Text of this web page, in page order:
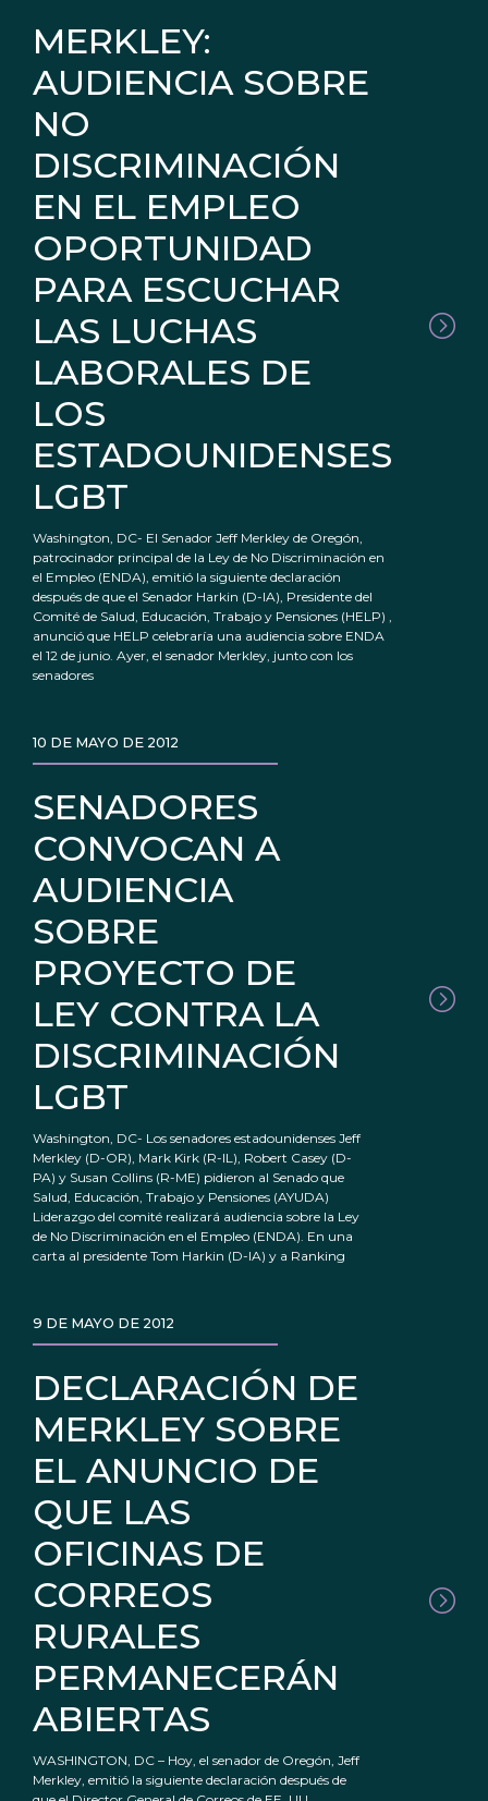
MERKLEY:
AUDIENCIA SOBRE
NO
DISCRIMINACIÓN
EN EL EMPLEO
OPORTUNIDAD
PARA ESCUCHAR
LAS LUCHAS
LABORALES DE
LOS
ESTADOUNIDENSES
LGBT
Washington, DC- El Senador Jeff Merkley de Oregón,
patrocinador principal de la Ley de No Discriminación en
el Empleo (ENDA), emitió la siguiente declaración
después de que el Senador Harkin (D-IA), Presidente del
Comité de Salud, Educación, Trabajo y Pensiones (HELP) ,
anunció que HELP celebraría una audiencia sobre ENDA
el 12 de junio. Ayer, el senador Merkley, junto con los
senadores
SENADORES
CONVOCAN A
AUDIENCIA
SOBRE
PROYECTO DE
LEY CONTRA LA
DISCRIMINACIÓN
LGBT
10 DE MAYO DE 2012
Washington, DC- Los senadores estadounidenses Jeff
Merkley (D-OR), Mark Kirk (R-IL), Robert Casey (D-
PA) y Susan Collins (R-ME) pidieron al Senado que
Salud, Educación, Trabajo y Pensiones (AYUDA)
Liderazgo del comité realizará audiencia sobre la Ley
de No Discriminación en el Empleo (ENDA). En una
carta al presidente Tom Harkin (D-IA) y a Ranking
DECLARACIÓN DE
MERKLEY SOBRE
EL ANUNCIO DE
QUE LAS
OFICINAS DE
CORREOS
RURALES
PERMANECERÁN
ABIERTAS
9 DE MAYO DE 2012
WASHINGTON, DC – Hoy, el senador de Oregón, Jeff
Merkley, emitió la siguiente declaración después de